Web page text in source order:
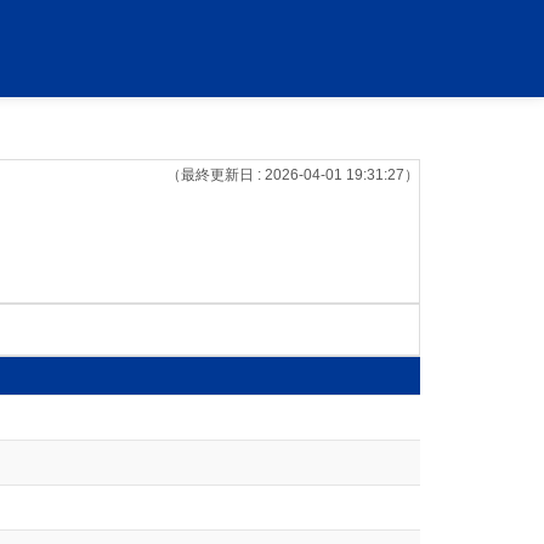
（最終更新日 : 2026-04-01 19:31:27）